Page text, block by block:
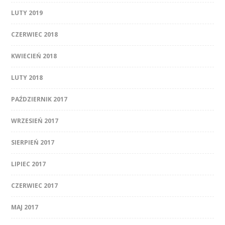
LUTY 2019
CZERWIEC 2018
KWIECIEŃ 2018
LUTY 2018
PAŹDZIERNIK 2017
WRZESIEŃ 2017
SIERPIEŃ 2017
LIPIEC 2017
CZERWIEC 2017
MAJ 2017